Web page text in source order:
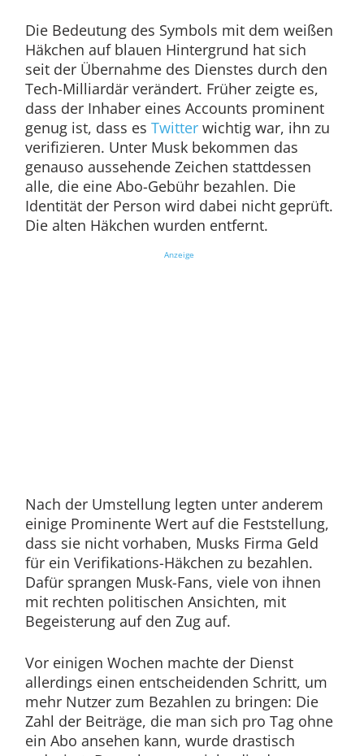
Die Bedeutung des Symbols mit dem weißen
Häkchen auf blauen Hintergrund hat sich
seit der Übernahme des Dienstes durch den
Tech-Milliardär verändert. Früher zeigte es,
dass der Inhaber eines Accounts prominent
genug ist, dass es Twitterwichtig war, ihn zu
verifizieren. Unter Musk bekommen das
genauso aussehende Zeichen stattdessen
alle, die eine Abo-Gebühr bezahlen. Die
Identität der Person wird dabei nicht geprüft.
Die alten Häkchen wurden entfernt.
Anzeige
Nach der Umstellung legten unter anderem
einige Prominente Wert auf die Feststellung,
dass sie nicht vorhaben, Musks Firma Geld
für ein Verifikations-Häkchen zu bezahlen.
Dafür sprangen Musk-Fans, viele von ihnen
mit rechten politischen Ansichten, mit
Begeisterung auf den Zug auf.
Vor einigen Wochen machte der Dienst
allerdings einen entscheidenden Schritt, um
mehr Nutzer zum Bezahlen zu bringen: Die
Zahl der Beiträge, die man sich pro Tag ohne
ein Abo ansehen kann, wurde drastisch